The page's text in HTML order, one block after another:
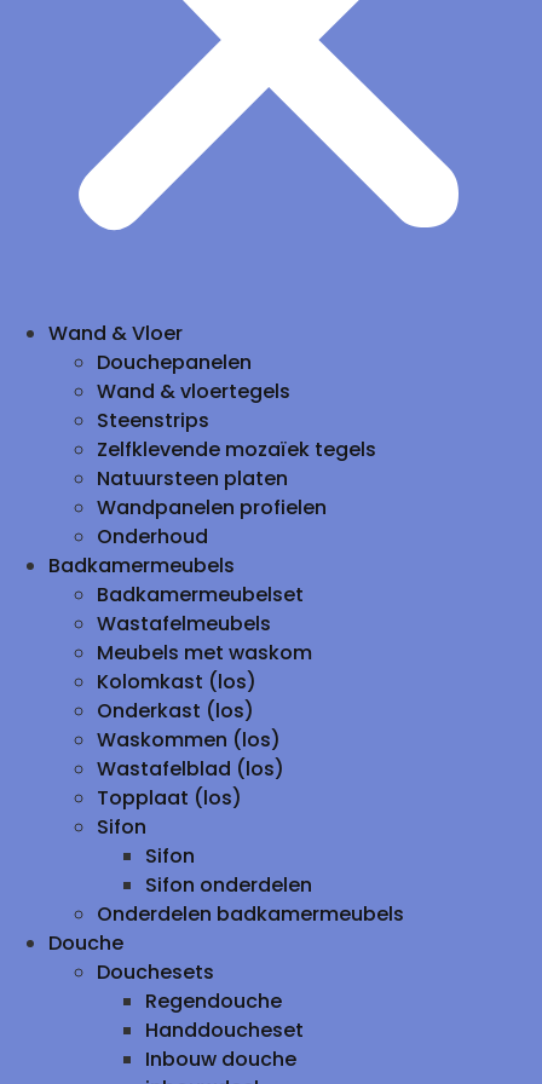
Wand & Vloer
Douchepanelen
Wand & vloertegels
Steenstrips
Zelfklevende mozaïek tegels
Natuursteen platen
Wandpanelen profielen
Onderhoud
Badkamermeubels
Badkamermeubelset
Wastafelmeubels
Meubels met waskom
Kolomkast (los)
Onderkast (los)
Waskommen (los)
Wastafelblad (los)
Topplaat (los)
Sifon
Sifon
Sifon onderdelen
Onderdelen badkamermeubels
Douche
Douchesets
Regendouche
Handdoucheset
Inbouw douche